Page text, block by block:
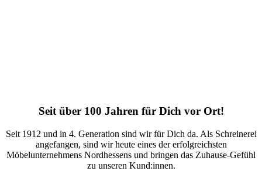
Seit über 100 Jahren für Dich vor Ort!
Seit 1912 und in 4. Generation sind wir für Dich da. Als Schreinerei
angefangen, sind wir heute eines der erfolgreichsten
Möbelunternehmens Nordhessens und bringen das Zuhause-Gefühl
zu unseren Kund:innen.